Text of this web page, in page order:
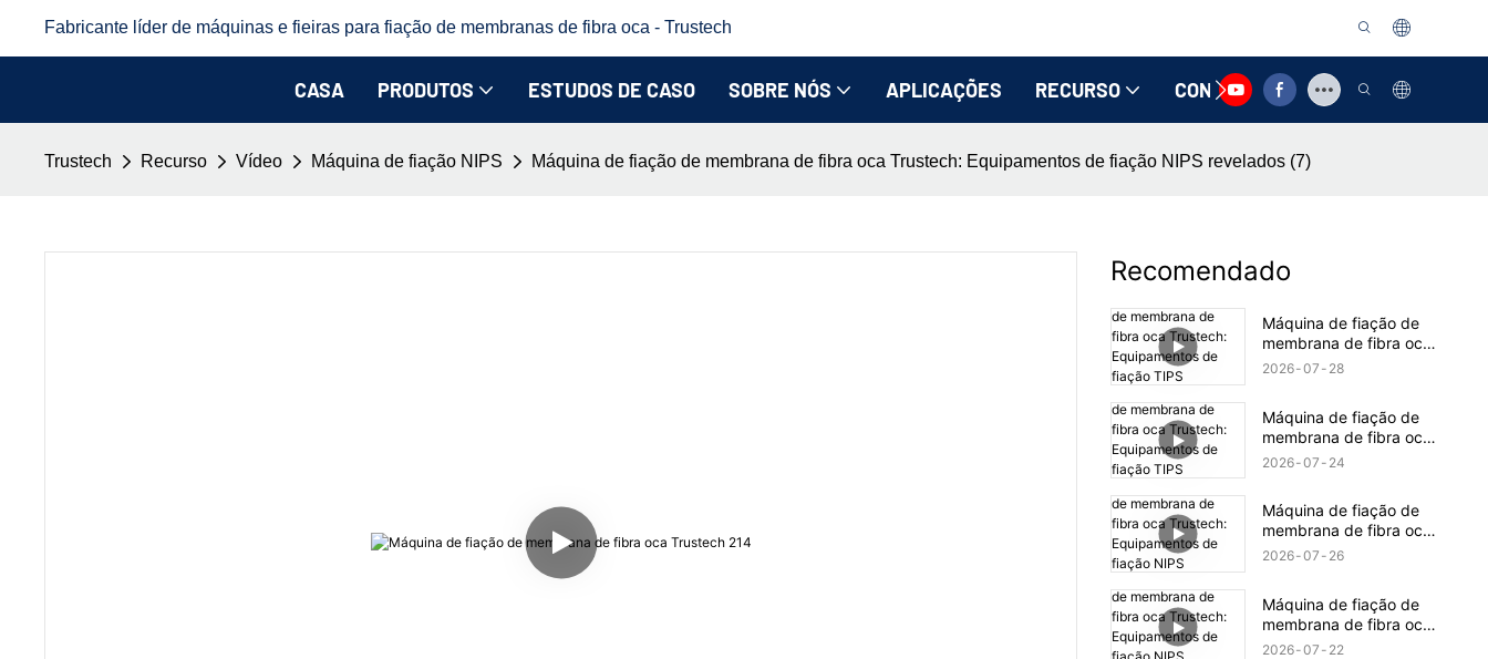
Fabricante líder de máquinas e fieiras para fiação de membranas de fibra oca - Trustech
CASA PRODUTOS ESTUDOS DE CASO SOBRE NÓS APLICAÇÕES RECURSO CONTATE-NOS
Trustech Recurso Vídeo Máquina de fiação NIPS Máquina de fiação de membrana de fibra oca Trustech: Equipamentos de fiação NIPS revelados (7)
Recomendado
Máquina de fiação de
membrana de fibra oca
Trustech: Equipamentos
2026 07 28
Máquina de fiação de
membrana de fibra oca
Trustech: Equipamentos
2026 07 24
Máquina de fiação de
membrana de fibra oca
Trustech: Equipamentos
2026 07 26
Máquina de fiação de
membrana de fibra oca
Trustech: Equipamentos
2026 07 22